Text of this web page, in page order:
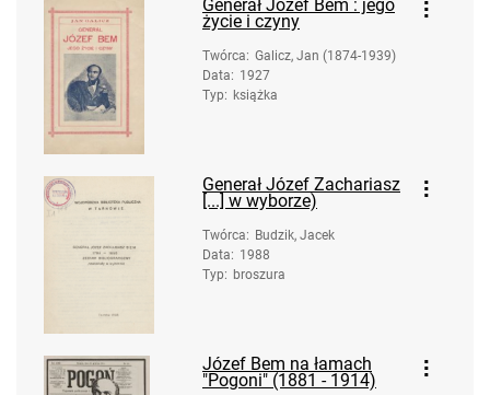
Generał Józef Bem : jego
życie i czyny
Twórca: Galicz, Jan (1874-1939)
Data: 1927
Typ: książka
Generał Józef Zachariasz
[...] w wyborze)
Twórca: Budzik, Jacek
Data: 1988
Typ: broszura
Józef Bem na łamach
"Pogoni" (1881 - 1914)